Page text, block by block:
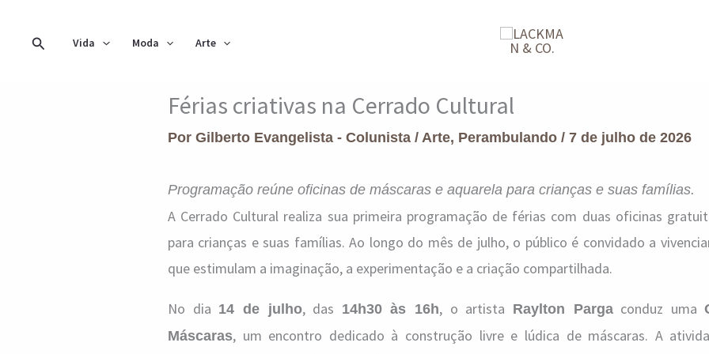
Pesquisar
Vida Moda Arte
Férias criativas na Cerrado Cultural
Por Gilberto Evangelista - Colunista / Arte, Perambulando / 7 de julho de 2026
Programação reúne oficinas de máscaras e aquarela para crianças e suas famílias.
A Cerrado Cultural realiza sua primeira programação de férias com duas oficinas
para crianças e suas famílias. Ao longo do mês de julho, o público é convidado a
que estimulam a imaginação, a experimentação e a criação compartilhada.
No dia 14 de julho, das 14h30 às 16h, o artista Raylton Pargaconduz uma
Máscaras, um encontro dedicado à construção livre e lúdica de máscaras. A